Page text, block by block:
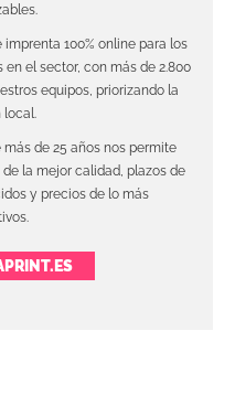
100% online para los
el sector, con más de 2.800
equipos, priorizando la
de 25 años nos permite
la mejor calidad, plazos de
y precios de lo más